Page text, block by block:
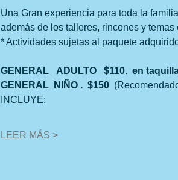
Una Gran experiencia para toda la
además de los talleres, rincones y
* Actividades sujetas al paquete
GENERAL   ADULTO   $110.  en
GENERAL  NIÑO .  $150
INCLUYE:
LEER MÁS >